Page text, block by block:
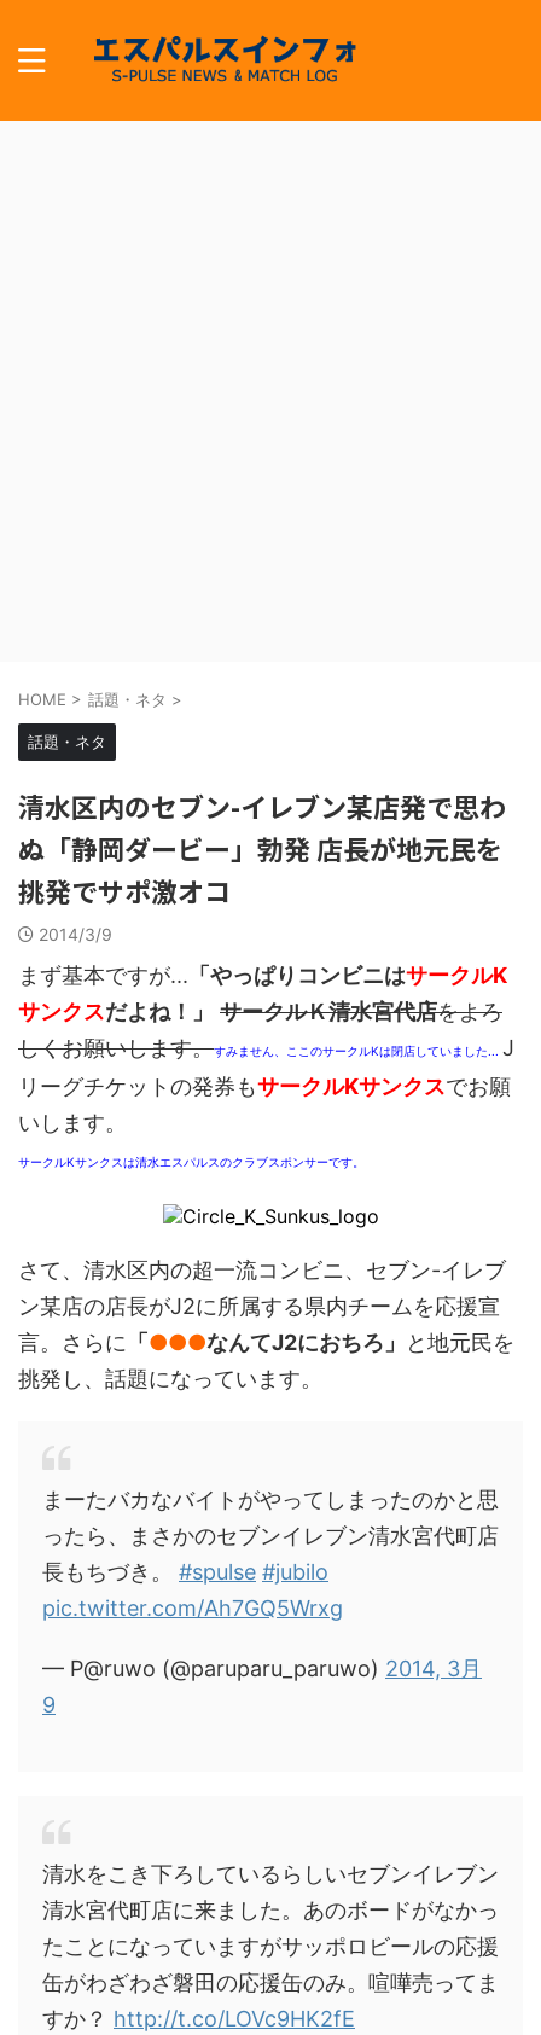
HOME > 話題・ネタ >
話題・ネタ
清水区内のセブン-イレブン某店発で思わ
ぬ「静岡ダービー」勃発 店長が地元民を
挑発でサポ激オコ
2014/3/9
まず基本ですが... 「やっぱりコンビニはサークルK
サンクスだよね！」 サークルＫ清水宮代店をよろ
しくお願いします。すみません、ここのサークルKは閉店していました... J
リーグチケットの発券もサークルKサンクスでお願
いします。
サークルKサンクスは清水エスパルスのクラブスポンサーです。
さて、清水区内の超一流コンビニ、セブン-イレブ
ン某店の店長がJ2に所属する県内チームを応援宣
言。さらに 「 ●●●なんてJ2におちろ」
と地元民を
挑発し、話題になっています。
まーたバカなバイトがやってしまったのかと思
ったら、まさかのセブンイレブン清水宮代町店
長もちづき。 #spulse #jubilo
pic.twitter.com/Ah7GQ5Wrxg
— P@ruwo (@paruparu_paruwo) 2014, 3月
9
清水をこき下ろしているらしいセブンイレブン
清水宮代町店に来ました。あのボードがなかっ
たことになっていますがサッポロビールの応援
缶がわざわざ磐田の応援缶のみ。喧嘩売ってま
すか？ http://t.co/LOVc9HK2fE